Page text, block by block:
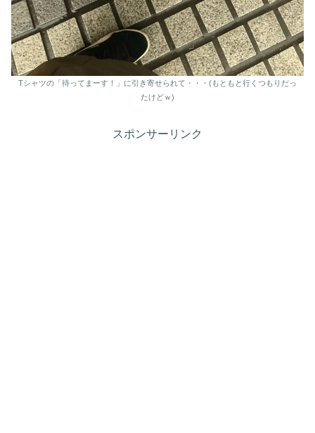
Tシャツの「待ってまーす！」に引き寄せられて・・・(もともと行くつもりだっ
たけどｗ)
スポンサーリンク